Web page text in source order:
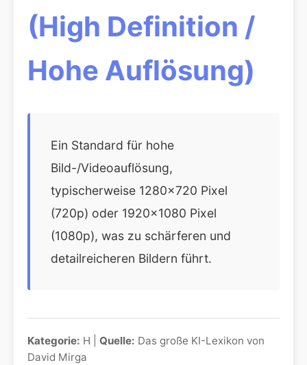
(High Definition /
Hohe Auflösung)
Ein Standard für hohe
Bild-/Videoauflösung,
typischerweise 1280x720 Pixel
(720p) oder 1920x1080 Pixel
(1080p), was zu schärferen und
detailreicheren Bildern führt.
Kategorie: H | Quelle: Das große KI-Lexikon von
David Mirga